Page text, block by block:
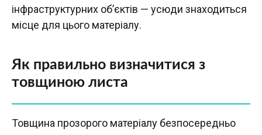
інфраструктурних об’єктів — усюди знаходиться
місце для цього матеріалу.
Як правильно визначитися з
товщиною листа
Товщина прозорого матеріалу безпосередньо